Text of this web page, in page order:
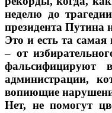
неделю до
президента Путина
Это и есть та
– от
фальсифицируют
администрации,
вопиющие
Нет, не помогут